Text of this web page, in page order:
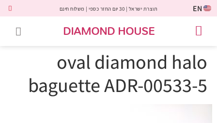
EN תוצרת ישראל | 30 יום החזר כספי | משלוח חינם
DIAMOND HOUSE
oval diamond halo
baguette ADR-00533-5